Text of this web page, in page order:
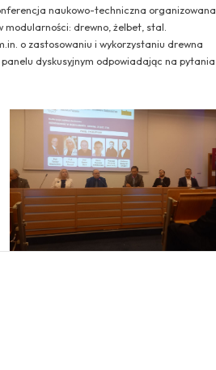
naukowo-techniczna organizowana
modularności: drewno, żelbet, stal.
o zastosowaniu i wykorzystaniu drewna
dyskusyjnym odpowiadając na pytania